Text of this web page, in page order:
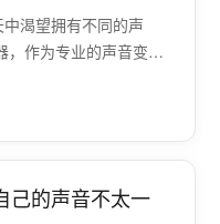
渴望拥有不同的声
，作为专业的声音变换
将带你了解如何快速
己的声音不太一